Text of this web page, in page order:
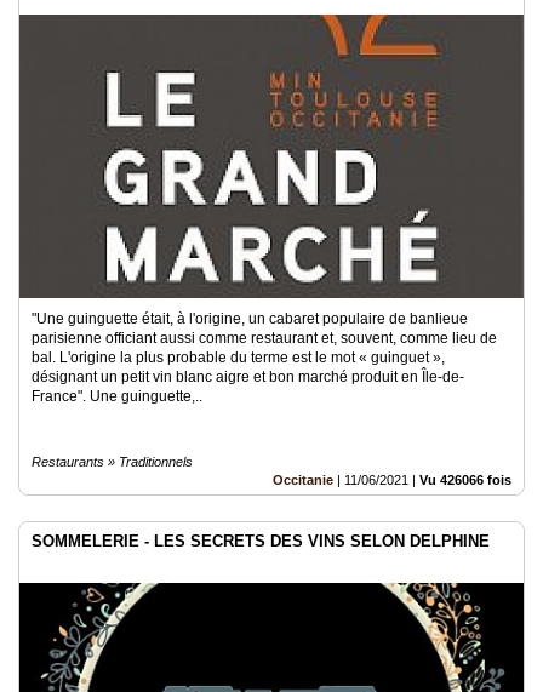
"Une guinguette était, à l'origine, un cabaret populaire de banlieue
parisienne officiant aussi comme restaurant et, souvent, comme lieu de
bal. L'origine la plus probable du terme est le mot « guinguet »,
désignant un petit vin blanc aigre et bon marché produit en Île-de-
France". Une guinguette,..
Restaurants » Traditionnels
Occitanie | 11/06/2021 | Vu 426066 fois
SOMMELERIE - LES SECRETS DES VINS SELON DELPHINE